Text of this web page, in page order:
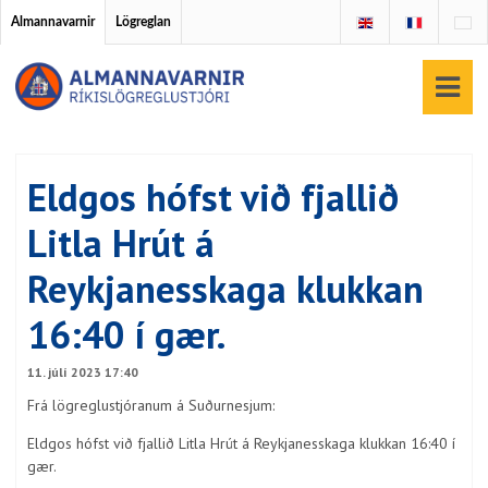
Almannavarnir Lögreglan
Eldgos hófst við fjallið
Litla Hrút á
Reykjanesskaga klukkan
16:40 í gær.
11. júlí 2023 17:40
Frá lögreglustjóranum á Suðurnesjum:
Eldgos hófst við fjallið Litla Hrút á Reykjanesskaga klukkan 16:40 í
gær.